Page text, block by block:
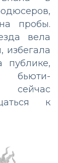
пробы.
вела
избегала
публике,
сейчас
к